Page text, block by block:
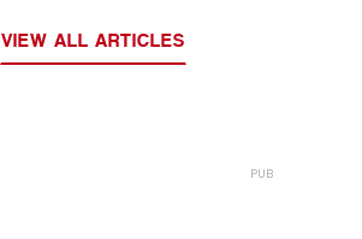
VIEW ALL ARTICLES